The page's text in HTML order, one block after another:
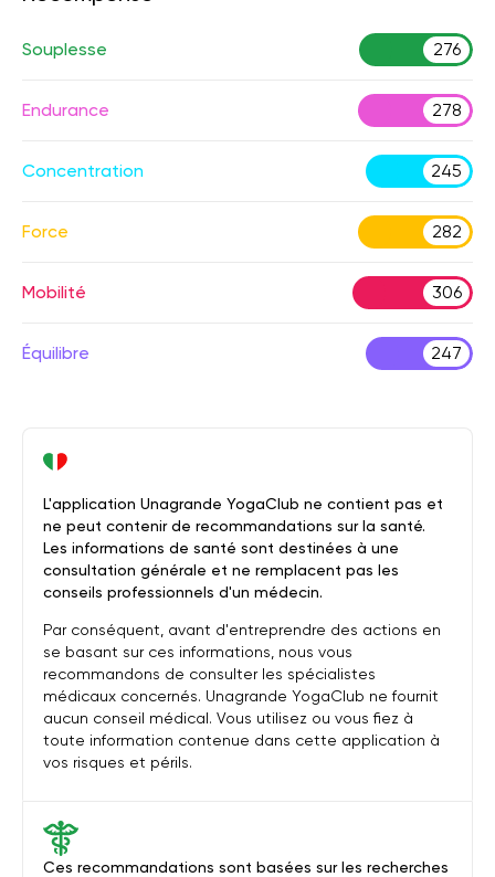
Souplesse 276
Endurance 278
Concentration 245
Force 282
Mobilité 306
Équilibre 247
Ces recommandations sont basées sur les recherches
L'application Unagrande YogaClub ne contient pas et
ne peut contenir de recommandations sur la santé.
Les informations de santé sont destinées à une
consultation générale et ne remplacent pas les
conseils professionnels d'un médecin.
Par conséquent, avant d'entreprendre des actions en
se basant sur ces informations, nous vous
recommandons de consulter les spécialistes
médicaux concernés. Unagrande YogaClub ne fournit
aucun conseil médical. Vous utilisez ou vous fiez à
toute information contenue dans cette application à
vos risques et périls.